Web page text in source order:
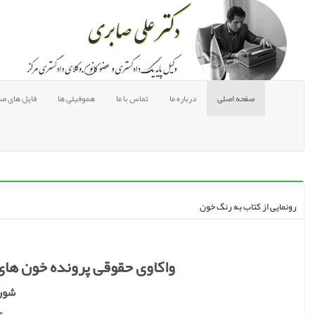
صفحه اصلی
(current) درباره ما تماس با ما هموفیلی ها فایل های
رونمایی از کتاب به رنگ خون
واکاوی حقوقی پرونده خون